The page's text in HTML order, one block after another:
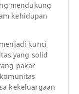
mendukung
kehidupan
kunci
yang solid
pakar
kekeluargaan